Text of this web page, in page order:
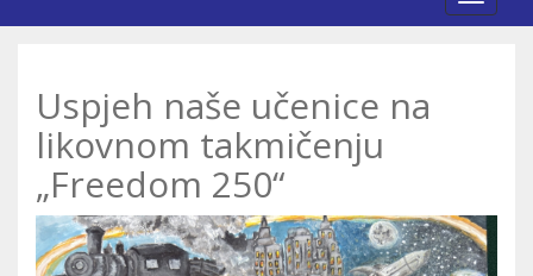
Uspjeh naše učenice na
likovnom takmičenju
„Freedom 250“